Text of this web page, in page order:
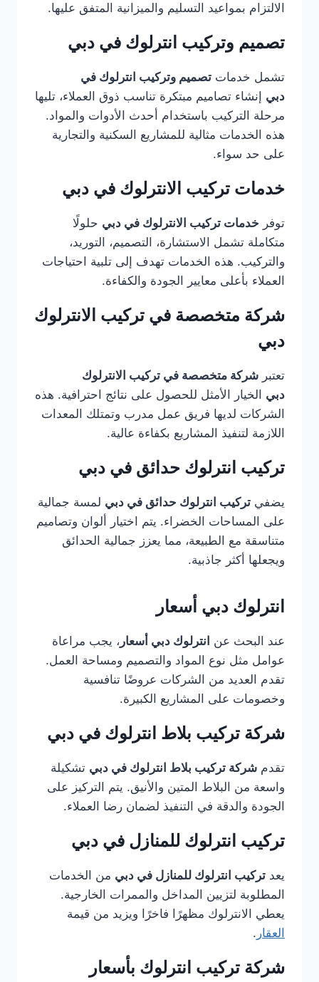
الالتزام بمواعيد التسليم والميزانية المتفق عليها.
تصميم وتركيب انترلوك في دبي
تشمل خدمات تصميم وتركيب انترلوك في
دبي إنشاء تصاميم مبتكرة تناسب ذوق العملاء، تليها
مرحلة التركيب باستخدام أحدث الأدوات والمواد.
هذه الخدمات مثالية للمشاريع السكنية والتجارية
على حد سواء.
خدمات تركيب الانترلوك في دبي
توفر خدمات تركيب الانترلوك في دبي حلولًا
متكاملة تشمل الاستشارة، التصميم، التوريد،
والتركيب. هذه الخدمات تهدف إلى تلبية احتياجات
العملاء بأعلى معايير الجودة والكفاءة.
شركة متخصصة في تركيب الانترلوك
دبي
تعتبر شركة متخصصة في تركيب الانترلوك
دبي الخيار الأمثل للحصول على نتائج احترافية. هذه
الشركات لديها فريق عمل مدرب وتمتلك المعدات
اللازمة لتنفيذ المشاريع بكفاءة عالية.
تركيب انترلوك حدائق في دبي
يضفي تركيب انترلوك حدائق في دبي لمسة جمالية
على المساحات الخضراء. يتم اختيار ألوان وتصاميم
متناسقة مع الطبيعة، مما يعزز جمالية الحدائق
ويجعلها أكثر جاذبية.
انترلوك دبي أسعار
عند البحث عن انترلوك دبي أسعار ، يجب مراعاة
عوامل مثل نوع المواد والتصميم ومساحة العمل.
تقدم العديد من الشركات عروضًا تنافسية
وخصومات على المشاريع الكبيرة.
شركة تركيب بلاط انترلوك في دبي
تقدم شركة تركيب بلاط انترلوك في دبي تشكيلة
واسعة من البلاط المتين والأنيق. يتم التركيز على
الجودة والدقة في التنفيذ لضمان رضا العملاء.
تركيب انترلوك للمنازل في دبي
يعد تركيب انترلوك للمنازل في دبي من الخدمات
المطلوبة لتزيين المداخل والممرات الخارجية.
يعطي الانترلوك مظهرًا فاخرًا ويزيد من قيمة
العقار .
شركة تركيب انترلوك بأسعار